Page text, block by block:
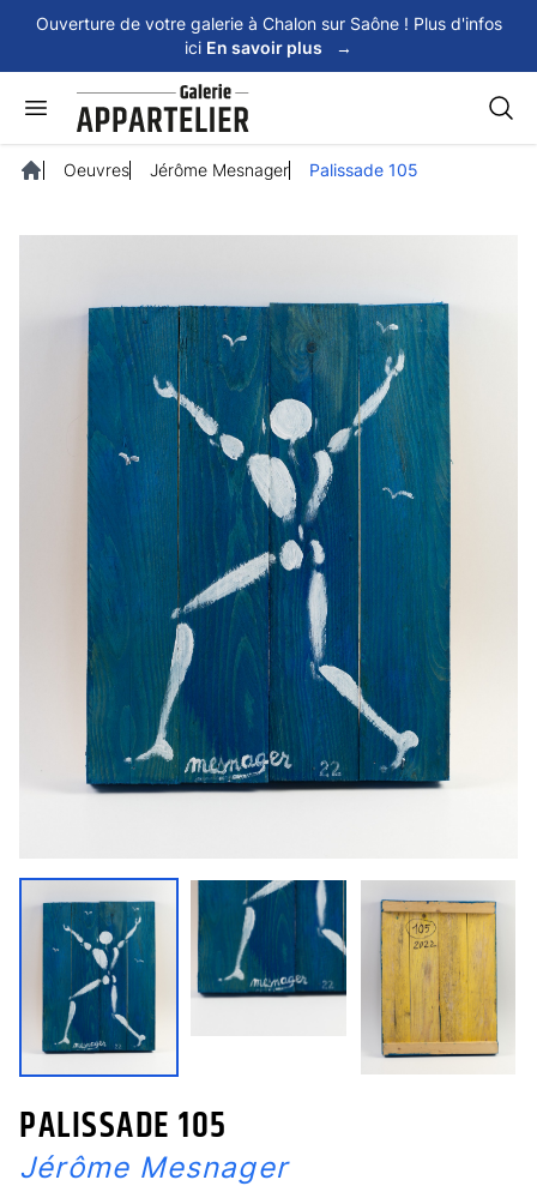
Ouverture de votre galerie à Chalon sur Saône ! Plus d'infos
ici En savoir plus →
Oeuvres Jérôme Mesnager Palissade 105
PALISSADE 105
Jérôme Mesnager
Panneau de gestion des cookies